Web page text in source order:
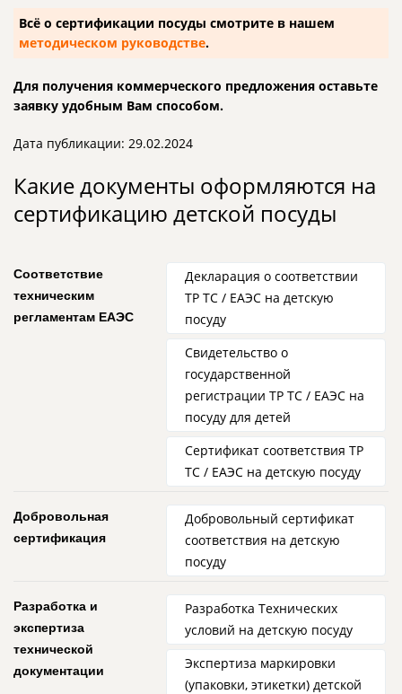
Всё о сертификации посуды смотрите в нашем
методическом руководстве.
Для получения коммерческого предложения оставьте
заявку удобным Вам способом.
Дата публикации: 29.02.2024
Какие документы оформляются на
сертификацию детской посуды
Соответствие
техническим
регламентам ЕАЭС
Декларация о соответствии
ТР ТС / ЕАЭС на детскую
посуду
Свидетельство о
государственной
регистрации ТР ТС / ЕАЭС на
посуду для детей
Сертификат соответствия ТР
ТС / ЕАЭС на детскую посуду
Добровольная
сертификация
Добровольный сертификат
соответствия на детскую
посуду
Разработка и
экспертиза
технической
документации
Разработка Технических
условий на детскую посуду
Экспертиза маркировки
(упаковки, этикетки) детской